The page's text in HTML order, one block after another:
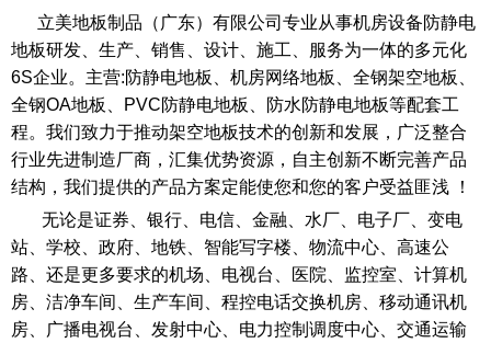
立美地板制品（广东）有限公司 专业从事机房设备防静电
地板研发、生产、销售、设计、施工、服务为一体的多元化
6S企业。主营:防静电地板、机房网络地板、全钢架空地板、
全钢OA地板、PVC防静电地板、防水防静电地板等配套工
程。我们致力于推动架空地板技术的创新和发展，广泛整合
行业先进制造厂商，汇集优势资源，自主创新不断完善产品
结构，我们提供的产品方案定能使您和您的客户受益匪浅 ！
无论是证券、银行、电信、金融、水厂、电子厂、变电
站、学校、政府、地铁、智能写字楼、物流中心、高速公
路、还是更多要求的机场、电视台、医院、监控室、计算机
房、洁净车间、生产车间、程控电话交换机房、移动通讯机
房、广播电视台、发射中心、电力控制调度中心、交通运输